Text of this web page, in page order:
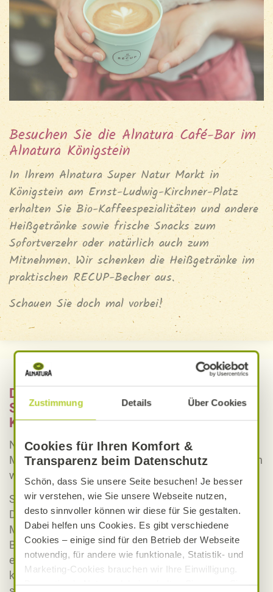
Zustimmung Details Über Cookies
Cookies für Ihren Komfort &
Transparenz beim Datenschutz
Schön, dass Sie unsere Seite besuchen! Je besser
wir verstehen, wie Sie unsere Webseite nutzen,
desto sinnvoller können wir diese für Sie gestalten.
Dabei helfen uns Cookies. Es gibt verschiedene
Cookies – einige sind für den Betrieb der Webseite
notwendig, für andere wie funktionale, Statistik- und
Marketing-Cookies brauchen wir Ihre Einwilligung.
Das optimale Nutzererlebnis erhalten Sie, wenn Sie
Besuchen Sie die Alnatura Café-Bar im
Alnatura Königstein
In Ihrem Alnatura Super Natur Markt in
Königstein am Ernst-Ludwig-Kirchner-Platz
erhalten Sie Bio-Kaffeespezialitäten und andere
Heißgetränke sowie frische Snacks zum
Sofortverzehr oder natürlich auch zum
Mitnehmen. Wir schenken die Heißgetränke im
praktischen RECUP-Becher aus.
Schauen Sie doch mal vorbei!
Diese Marken & Produkte finden Sie im
Sortiment des Alnatura Markts in
Königstein
Neben unseren regionalen Partnern, die unsere
Märkte mit frischen Lebensmitteln versorgen, bieten
wir natürlich auch überregionale Produkte an.
So können Sie bei uns Naturkosmetik von Weleda,
Dr. Hauschka, Speick, Lavera und vielen weiteren
Marken kaufen.
Brauchen Sie noch etwas zum Abschmecken für
eines unserer abwechslungsreichen Rezepte, dann
können Sie zwischen Gewürzen der Marke Alnatura